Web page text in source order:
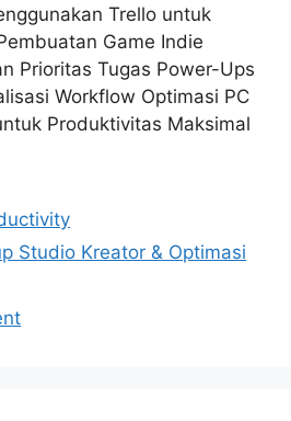
Trello untuk
Game Indie
Prioritas Tugas Power-Ups
Workflow Optimasi PC
Produktivitas Maksimal
Studio Kreator & Optimasi